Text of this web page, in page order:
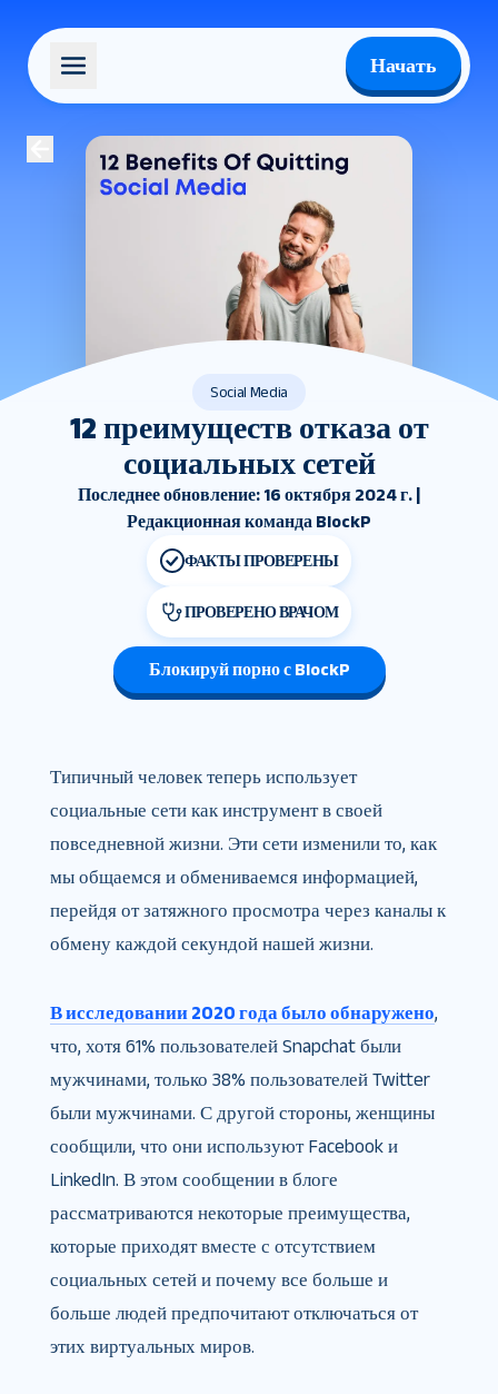
Начать
Social Media
12 преимуществ отказа от
социальных сетей
Последнее обновление: 16 октября 2024 г. |
Редакционная команда BlockP
ФАКТЫ ПРОВЕРЕНЫ
ПРОВЕРЕНО ВРАЧОМ
Блокируй порно с BlockP
Типичный человек теперь использует
социальные сети как инструмент в своей
повседневной жизни. Эти сети изменили то, как
мы общаемся и обмениваемся информацией,
перейдя от затяжного просмотра через каналы к
обмену каждой секундой нашей жизни.
В исследовании 2020 года было обнаружено,
что, хотя 61% пользователей Snapchat были
мужчинами, только 38% пользователей Twitter
были мужчинами. С другой стороны, женщины
сообщили, что они используют Facebook и
LinkedIn. В этом сообщении в блоге
рассматриваются некоторые преимущества,
которые приходят вместе с отсутствием
социальных сетей и почему все больше и
больше людей предпочитают отключаться от
этих виртуальных миров.